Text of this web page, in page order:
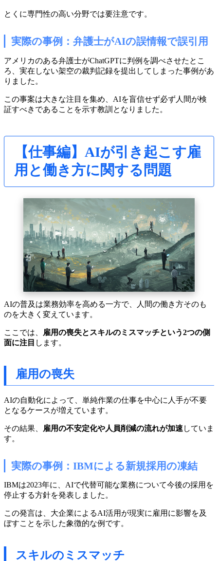
とくに専門性の高い分野では要注意です。
実際の事例：弁護士がAIの誤情報で誤引用
アメリカのある弁護士がChatGPTに判例を調べさせたとこ
ろ、実在しない架空の裁判記録を提出してしまった事例があ
りました。
この事案は大きな注目を集め、AIを盲信せず必ず人間が検
証すべきであることを示す教訓となりました。
【仕事編】AIが引き起こす雇
用と働き方に関する問題
AIの普及は業務効率を高める一方で、人間の働き方そのも
のを大きく変えています。
ここでは、
雇用の喪失とスキルのミスマッチという2つの側
面に注目 します。
雇用の喪失
AIの自動化によって、単純作業の仕事を中心に人手が不要
となるケースが増えています。
その結果、 雇用の不安定化や人員削減の流れが加速 していま
す。
実際の事例：IBMによる新規採用の凍結
IBMは2023年に、AIで代替可能な業務について今後の採用を
停止する方針を発表しました。
この発言は、大企業によるAI活用が現実に雇用に影響を及
ぼすことを示した象徴的な例です。
スキルのミスマッチ